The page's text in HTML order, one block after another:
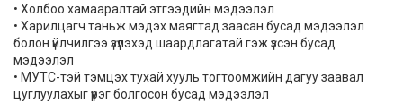
• Холбоо хамааралтай этгээдийн мэдээлэл
• Харилцагч таньж мэдэх маягтад заасан бусад мэдээлэл
болон үйлчилгээ үзүүлэхэд шаардлагатай гэж үзсэн бусад
мэдээлэл
• МУТС-тэй тэмцэх тухай хууль тогтоомжийн дагуу заавал
цуглуулахыг үүрэг болгосон бусад мэдээлэл